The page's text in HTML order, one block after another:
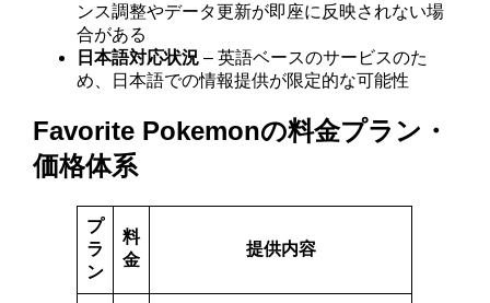
ンス調整やデータ更新が即座に反映されない場
合がある
日本語対応状況 – 英語ベースのサービスのた
め、日本語での情報提供が限定的な可能性
Favorite Pokemonの料金プラン・
価格体系
プ
ラ
ン
料
金
提供内容